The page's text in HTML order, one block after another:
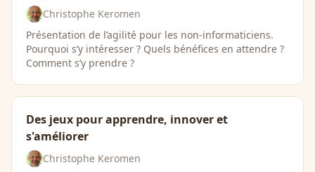
Christophe Keromen
Présentation de l’agilité pour les non-informaticiens.
Pourquoi s’y intéresser ? Quels bénéfices en attendre ?
Comment s’y prendre ?
Des jeux pour apprendre, innover et
s'améliorer
Christophe Keromen